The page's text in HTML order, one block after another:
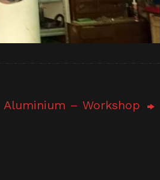
Aluminium – Workshop